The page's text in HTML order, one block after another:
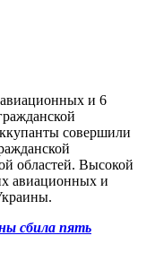
и 6
совершили
областей. Высокой
авиационных и
сбила пять